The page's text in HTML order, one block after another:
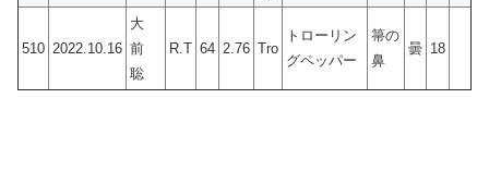
510 2022.10.16
大
前
聡
R.T 64 2.76 Tro
トローリン
グペッパー
箒の
鼻
曇 18